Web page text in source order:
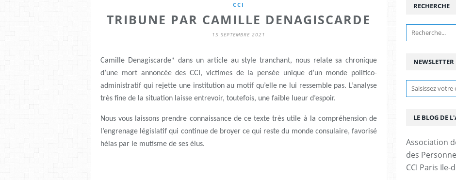
CCI
TRIBUNE PAR CAMILLE DENAGISCARDE
15 SEPTEMBRE 2021
Camille Denagiscarde* dans un article au style tranchant, nous relate sa chronique
d’une mort annoncée des CCI, victimes de la pensée unique d’un monde politico-
administratif qui rejette une institution au motif qu’elle ne lui ressemble pas. L’analyse
très fine de la situation laisse entrevoir, toutefois, une faible lueur d’espoir.
Nous vous laissons prendre connaissance de ce texte très utile à la compréhension de
l’engrenage législatif qui continue de broyer ce qui reste du monde consulaire, favorisé
hélas par le mutisme de ses élus.
NEWSLETTER
RECHERCHE
LE BLOG DE
Association
des
CCI Paris Ile-